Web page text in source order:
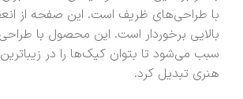
با طراحی‌های ظریف است. این صفحه از
بالایی برخوردار است. این محصول با
سبب می‌شود تا بتوان کیک‌ها را در
هنری تبدیل کرد.